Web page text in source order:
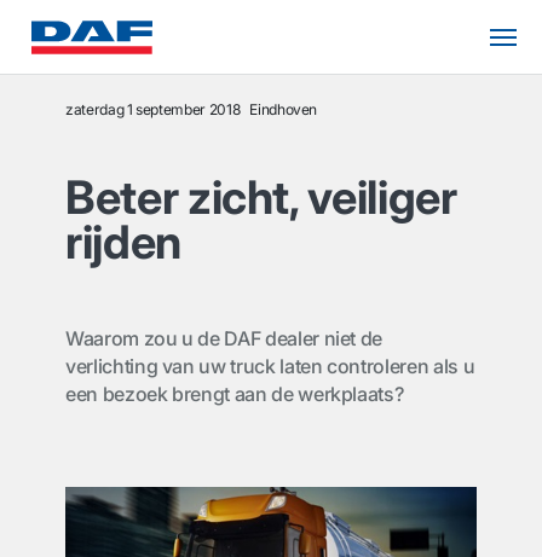
zaterdag 1 september 2018 Eindhoven
Beter zicht, veiliger
rijden
Waarom zou u de DAF dealer niet de
verlichting van uw truck laten controleren als u
een bezoek brengt aan de werkplaats?